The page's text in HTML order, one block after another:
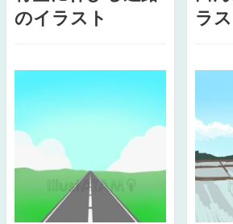
のイラスト
ラ